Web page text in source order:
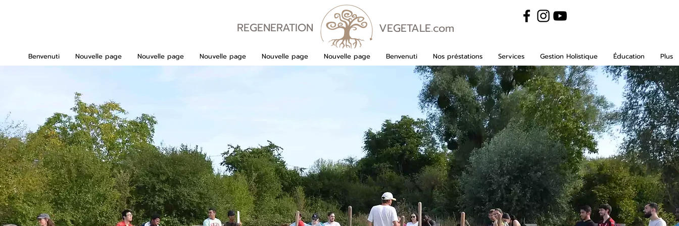
REGENERATION VEGETALE.com
Benvenuti Nouvelle page Nouvelle page Nouvelle page Nouvelle page Nouvelle page Benvenuti Nos préstations Services Gestion Holistique Éducation Plus